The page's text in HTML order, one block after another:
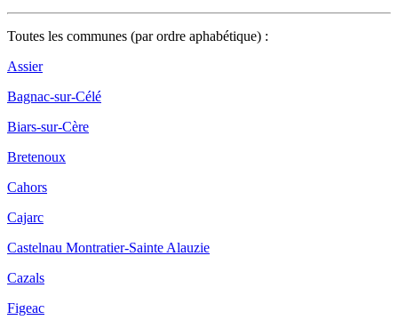
Toutes les communes (par ordre aphabétique) :
Assier
Bagnac-sur-Célé
Biars-sur-Cère
Bretenoux
Cahors
Cajarc
Castelnau Montratier-Sainte Alauzie
Cazals
Figeac